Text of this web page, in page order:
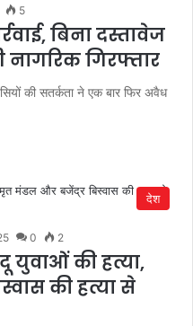
5
बिना दस्तावेज
नागरिक गिरफ्तार
की सतर्कता ने एक बार फिर अवैध
देश
0 2
युवाओं की हत्या,
की हत्या से